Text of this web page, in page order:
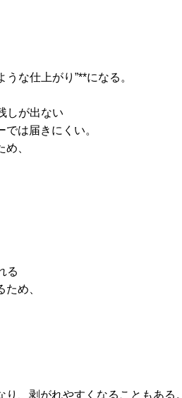
な仕上がり”**になる。
しが出ない
は届きにくい。
、
る
め、
、剥がれやすくなることもある。